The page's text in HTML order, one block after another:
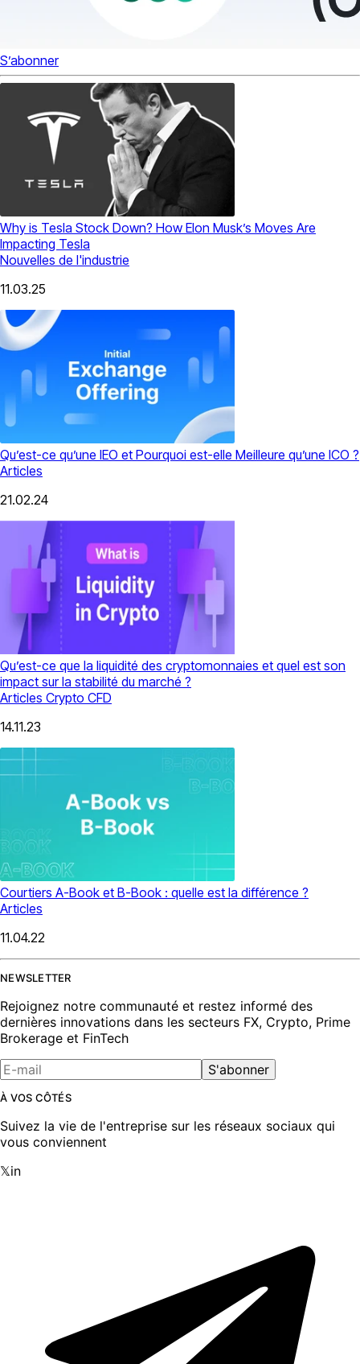
S’abonner
Why is Tesla Stock Down? How Elon Musk’s Moves Are
Impacting Tesla
Nouvelles de l'industrie
11.03.25
Qu’est-ce qu’une IEO et Pourquoi est-elle Meilleure qu’une ICO ?
Articles
21.02.24
Qu’est-ce que la liquidité des cryptomonnaies et quel est son
impact sur la stabilité du marché ?
Articles Crypto CFD
14.11.23
Courtiers A-Book et B-Book : quelle est la différence ?
Articles
11.04.22
NEWSLETTER
Rejoignez notre communauté et restez informé des
dernières innovations dans les secteurs FX, Crypto, Prime
Brokerage et FinTech
S'abonner
À VOS CÔTÉS
Suivez la vie de l'entreprise sur les réseaux sociaux qui
vous conviennent
𝕏in